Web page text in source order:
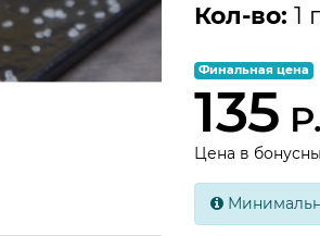
Кол-во: 1
Финальная цена
135 Р.
Цена в